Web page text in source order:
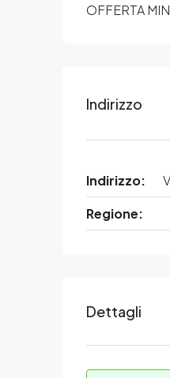
OFFERTA
Indirizzo
Indirizzo:
Regione:
Dettagli